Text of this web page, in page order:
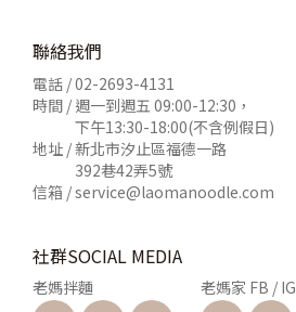
聯絡我們
電話 /02-2693-4131
時間 / 週一到週五 09:00-12:30，
下午13:30-18:00(不含例假日)
地址 / 新北市汐止區福德一路
392巷42弄5號
信箱 /service@laomanoodle.com
社群SOCIAL MEDIA
老媽拌麵 老媽家 FB / IG